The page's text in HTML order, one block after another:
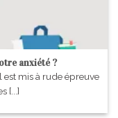
anxiété ?
mis à rude épreuve
[...]